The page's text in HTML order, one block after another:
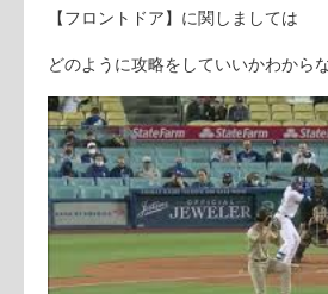
【フロントドア】に関しましては
どのように攻略をしていいかわから